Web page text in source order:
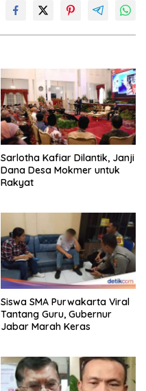
Sarlotha Kafiar Dilantik, Janji
Dana Desa Mokmer untuk
Rakyat
Siswa SMA Purwakarta Viral
Tantang Guru, Gubernur
Jabar Marah Keras